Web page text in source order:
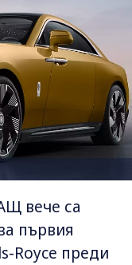
вече са
първия
Royce преди